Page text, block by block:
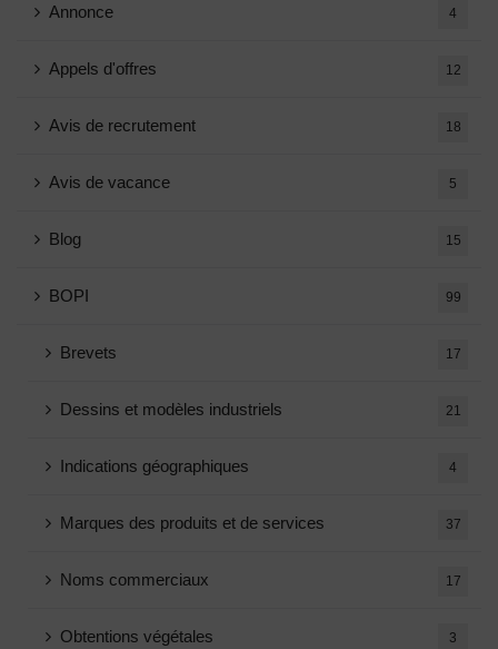
Annonce 4
Appels d'offres 12
Avis de recrutement 18
Avis de vacance 5
Blog 15
BOPI 99
Brevets 17
Dessins et modèles industriels 21
Indications géographiques 4
Marques des produits et de services 37
Noms commerciaux 17
Obtentions végétales 3